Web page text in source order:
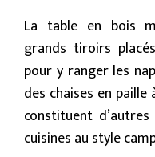
La table en bois
grands tiroirs
pour y ranger les
des chaises en
constituent
cuisines au style